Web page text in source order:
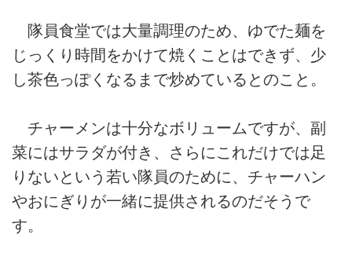
隊員食堂では大量調理のため、ゆでた麺を
じっくり時間をかけて焼くことはできず、少
し茶色っぽくなるまで炒めているとのこと。
チャーメンは十分なボリュームですが、副
菜にはサラダが付き、さらにこれだけでは足
りないという若い隊員のために、チャーハン
やおにぎりが一緒に提供されるのだそうで
す。